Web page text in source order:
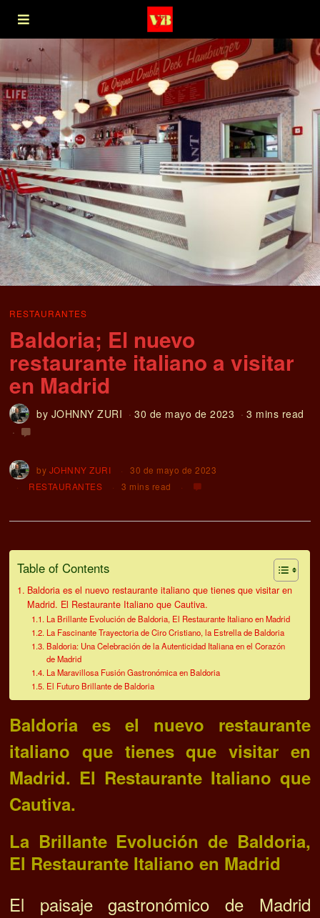
RESTAURANTES
Baldoria; El nuevo
restaurante italiano a visitar
en Madrid
by JOHNNY ZURI 30 de mayo de 2023 3 mins read
by JOHNNY ZURI
30 de mayo de 2023
RESTAURANTES
3 mins read
Table of Contents
Baldoria es el nuevo restaurante italiano que tienes que visitar en
Madrid. El Restaurante Italiano que Cautiva.
La Brillante Evolución de Baldoria, El Restaurante Italiano en Madrid
La Fascinante Trayectoria de Ciro Cristiano, la Estrella de Baldoria
Baldoria: Una Celebración de la Autenticidad Italiana en el Corazón
de Madrid
La Maravillosa Fusión Gastronómica en Baldoria
El Futuro Brillante de Baldoria
Baldoria es el nuevo restaurante
italiano que tienes que visitar en
Madrid. El Restaurante Italiano que
Cautiva.
La Brillante Evolución de Baldoria,
El Restaurante Italiano en Madrid
El paisaje gastronómico de Madrid